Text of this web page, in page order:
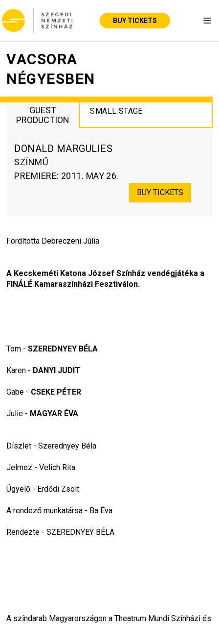
BUY TICKETS
VACSORA
NÉGYESBEN
GUEST
PRODUCTION
SMALL STAGE
DONALD MARGULIES
SZÍNMŰ
PREMIERE: 2011. MAY 26.
BUY TICKETS
Fordította Debreczeni Júlia
A Kecskeméti Katona József Színház vendégjátéka a
FINÁLÉ Kamaraszínházi Fesztiválon.
Tom - SZEREDNYEY BÉLA
Karen - DANYI JUDIT
Gabe - CSEKE PÉTER
Julie - MAGYAR ÉVA
Díszlet - Szerednyey Béla
Jelmez - Velich Rita
Ügyelő - Erdődi Zsolt
A rendező munkatársa - Ba Éva
Rendezte - SZEREDNYEY BÉLA
A színdarab Magyarországon a Theatrum Mundi Színházi és